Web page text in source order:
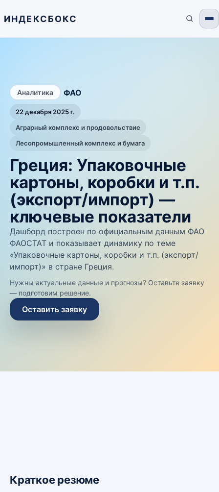
ИНДЕКСБОКС
Аналитика ФАО
22 декабря 2025 г.
Аграрный комплекс и продовольствие
Лесопромышленный комплекс и бумага
Греция: Упаковочные
картоны, коробки и т.п.
(экспорт/импорт) —
ключевые показатели
Дашборд построен по официальным данным ФАО
ФАОСТАТ и показывает динамику по теме
«Упаковочные картоны, коробки и т.п. (экспорт/
импорт)» в стране Греция.
Нужны актуальные данные и прогнозы? Оставьте заявку
— подготовим решение.
Оставить заявку
Краткое резюме